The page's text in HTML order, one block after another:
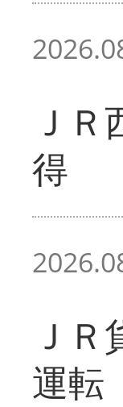
Ｊ
得
Ｊ
運転